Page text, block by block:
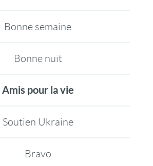
Bonne semaine
Bonne nuit
Amis pour la vie
Soutien Ukraine
Bravo